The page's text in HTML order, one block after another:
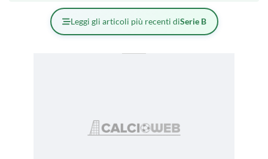
Leggi gli articoli più recenti diSerie B